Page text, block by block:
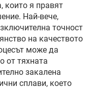
които я правят
Най-вече,
точност
на качеството
може да
от тяхната
закалена
сплави, което